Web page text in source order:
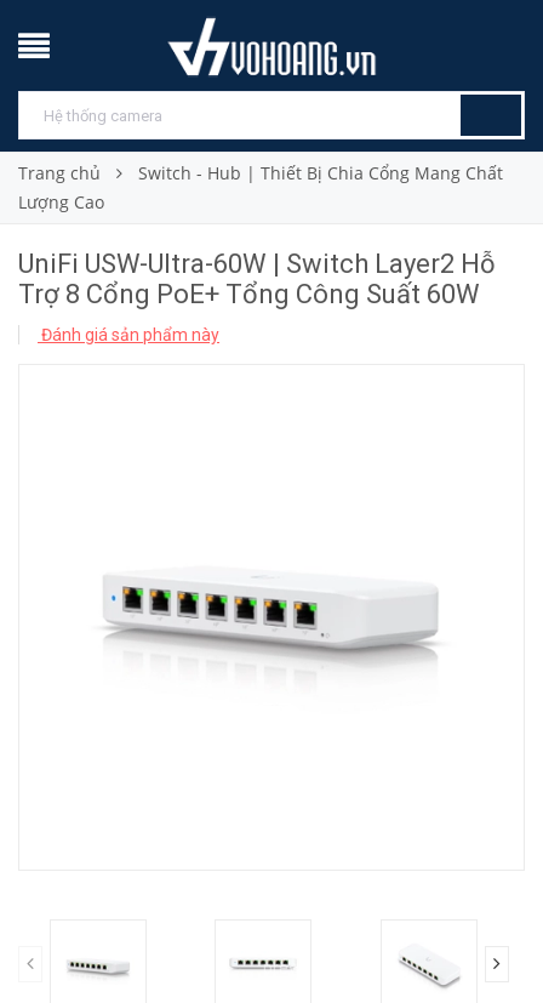
Trang chủ
Switch - Hub | Thiết Bị Chia Cổng Mang Chất
Lượng Cao
UniFi USW-Ultra-60W | Switch Layer2 Hỗ
Trợ 8 Cổng PoE+ Tổng Công Suất 60W
Đánh giá sản phẩm này
prev